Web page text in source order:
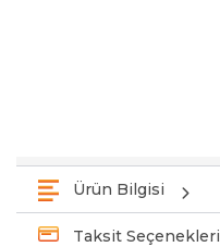
Ürün Bilgisi
Taksit Seçenekleri